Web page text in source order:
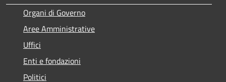
Organi di Governo
Aree Amministrative
Uffici
Enti e fondazioni
Politici